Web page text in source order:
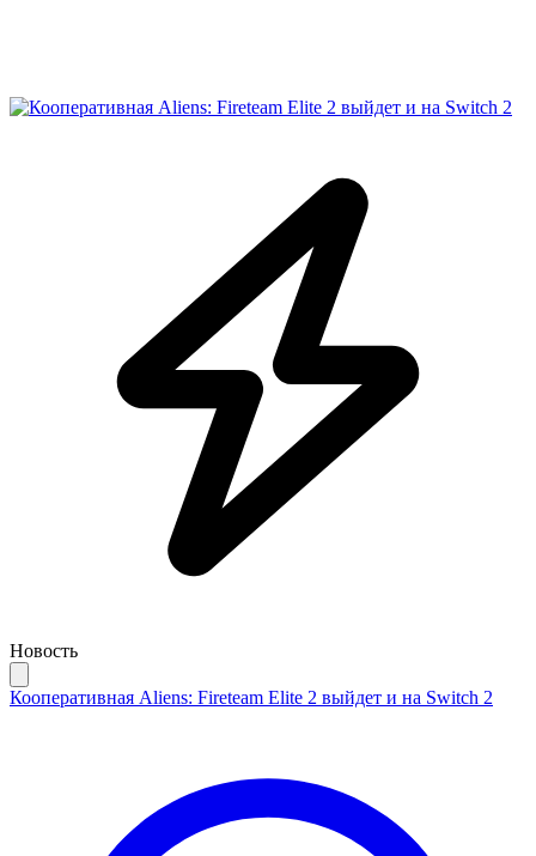
Новость
Кооперативная Aliens: Fireteam Elite 2 выйдет и на Switch 2